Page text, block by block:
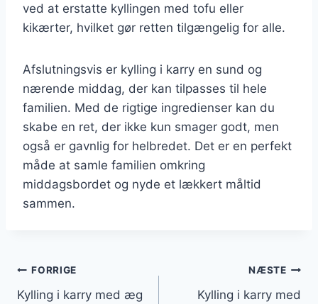
ved at erstatte kyllingen med tofu eller
kikærter, hvilket gør retten tilgængelig for alle.
Afslutningsvis er kylling i karry en sund og
nærende middag, der kan tilpasses til hele
familien. Med de rigtige ingredienser kan du
skabe en ret, der ikke kun smager godt, men
også er gavnlig for helbredet. Det er en perfekt
måde at samle familien omkring
middagsbordet og nyde et lækkert måltid
sammen.
Indlægsnavigation
FORRIGE
Kylling i karry med æg
NÆSTE
Kylling i karry med